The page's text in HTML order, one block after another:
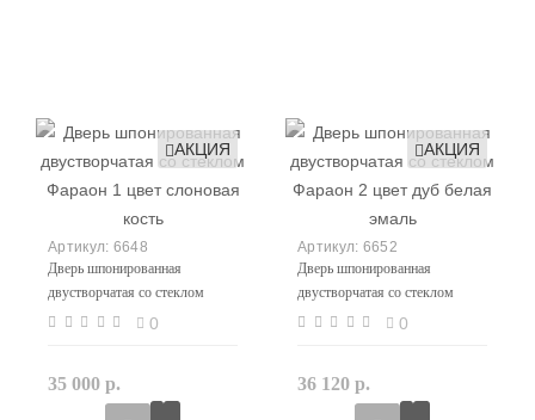
АКЦИЯ
6648
Дверь шпонированная
двустворчатая со стеклом
Фараон 1 цвет слоновая кость
0
35 000 р.
АКЦИЯ
6652
Дверь шпонированная
двустворчатая со стеклом
Фараон 2 цвет дуб белая эмаль
0
36 120 р.